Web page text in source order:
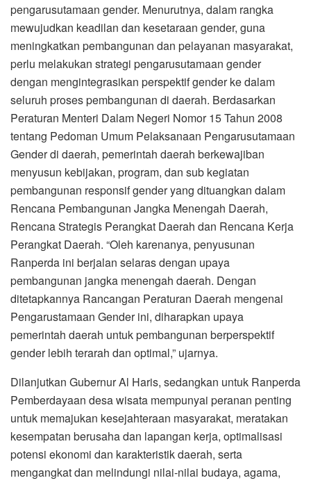
pengarusutamaan gender. Menurutnya, dalam rangka
mewujudkan keadilan dan kesetaraan gender, guna
meningkatkan pembangunan dan pelayanan masyarakat,
perlu melakukan strategi pengarusutamaan gender
dengan mengintegrasikan perspektif gender ke dalam
seluruh proses pembangunan di daerah. Berdasarkan
Peraturan Menteri Dalam Negeri Nomor 15 Tahun 2008
tentang Pedoman Umum Pelaksanaan Pengarusutamaan
Gender di daerah, pemerintah daerah berkewajiban
menyusun kebijakan, program, dan sub kegiatan
pembangunan responsif gender yang dituangkan dalam
Rencana Pembangunan Jangka Menengah Daerah,
Rencana Strategis Perangkat Daerah dan Rencana Kerja
Perangkat Daerah. “Oleh karenanya, penyusunan
Ranperda ini berjalan selaras dengan upaya
pembangunan jangka menengah daerah. Dengan
ditetapkannya Rancangan Peraturan Daerah mengenai
Pengarustamaan Gender ini, diharapkan upaya
pemerintah daerah untuk pembangunan berperspektif
gender lebih terarah dan optimal,” ujarnya.
Dilanjutkan Gubernur Al Haris, sedangkan untuk Ranperda
Pemberdayaan desa wisata mempunyai peranan penting
untuk memajukan kesejahteraan masyarakat, meratakan
kesempatan berusaha dan lapangan kerja, optimalisasi
potensi ekonomi dan karakteristik daerah, serta
mengangkat dan melindungi nilai-nilai budaya, agama,